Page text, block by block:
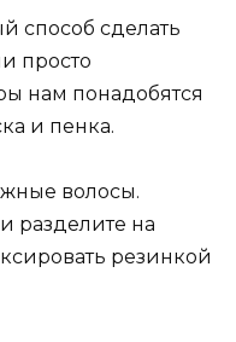
способ сделать
просто
нам понадобятся
и пенка.
волосы.
разделите на
резинкой